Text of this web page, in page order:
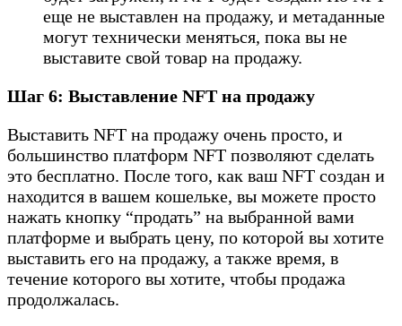
еще не выставлен на продажу, и метаданные
могут технически меняться, пока вы не
выставите свой товар на продажу.
Шаг 6: Выставление NFT на продажу
Выставить NFT на продажу очень просто, и
большинство платформ NFT позволяют сделать
это бесплатно. После того, как ваш NFT создан и
находится в вашем кошельке, вы можете просто
нажать кнопку “продать” на выбранной вами
платформе и выбрать цену, по которой вы хотите
выставить его на продажу, а также время, в
течение которого вы хотите, чтобы продажа
продолжалась.